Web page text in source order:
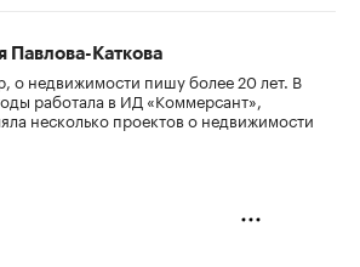
Павлова-Каткова
о недвижимости пишу более 20 лет. В
работала в ИД «Коммерсант»,
несколько проектов о недвижимости